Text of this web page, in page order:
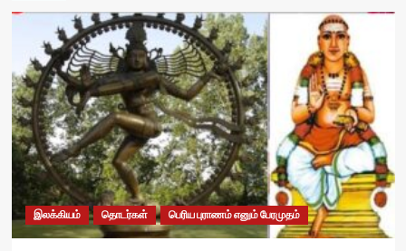
இலக்கியம் தொடர்கள் பெரிய புராணம் எனும் பேரமுதம்